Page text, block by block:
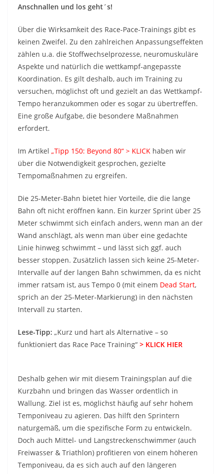
Anschnallen und los geht´s!
Über die Wirksamkeit des Race-Pace-Trainings gibt es
keinen Zweifel. Zu den zahlreichen Anpassungseffekten
zählen u.a. die Stoffwechselprozesse, neuromuskuläre
Aspekte und natürlich die wettkampf-angepasste
Koordination. Es gilt deshalb, auch im Training zu
versuchen, möglichst oft und gezielt an das Wettkampf-
Tempo heranzukommen oder es sogar zu übertreffen.
Eine große Aufgabe, die besondere Maßnahmen
erfordert.
Im Artikel „Tipp 150: Beyond 80“ > KLICK haben wir
über die Notwendigkeit gesprochen, gezielte
Tempomaßnahmen zu ergreifen.
Die 25-Meter-Bahn bietet hier Vorteile, die die lange
Bahn oft nicht eröffnen kann. Ein kurzer Sprint über 25
Meter schwimmt sich einfach anders, wenn man an der
Wand anschlägt, als wenn man über eine gedachte
Linie hinweg schwimmt – und lässt sich ggf. auch
besser stoppen. Zusätzlich lassen sich keine 25-Meter-
Intervalle auf der langen Bahn schwimmen, da es nicht
immer ratsam ist, aus Tempo 0 (mit einem Dead Start,
sprich an der 25-Meter-Markierung) in den nächsten
Intervall zu starten.
Lese-Tipp: „Kurz und hart als Alternative – so
funktioniert das Race Pace Training“ > KLICK HIER
Deshalb gehen wir mit diesem Trainingsplan auf die
Kurzbahn und bringen das Wasser ordentlich in
Wallung. Ziel ist es, möglichst häufig auf sehr hohem
Temponiveau zu agieren. Das hilft den Sprintern
naturgemäß, um die spezifische Form zu entwickeln.
Doch auch Mittel- und Langstreckenschwimmer (auch
Freiwasser & Triathlon) profitieren von einem höheren
Temponiveau, da es sich auch auf den längeren